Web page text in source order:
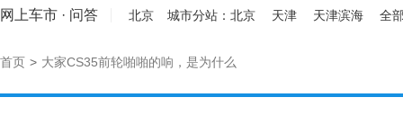
网上车市 · 问答 北京 城市分站： 北京 天津 天津滨海 全
首页 > 大家CS35前轮啪啪的响，是为什么